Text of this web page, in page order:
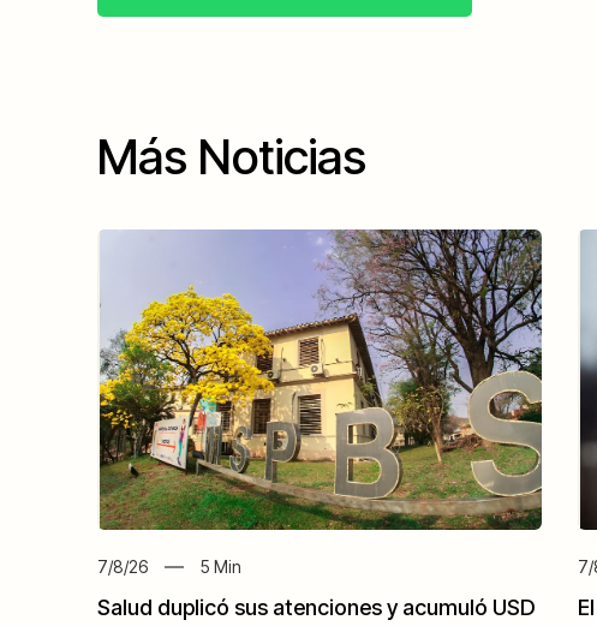
Más Noticias
7/8/26 5 Min
Salud duplicó sus atenciones y acumuló USD